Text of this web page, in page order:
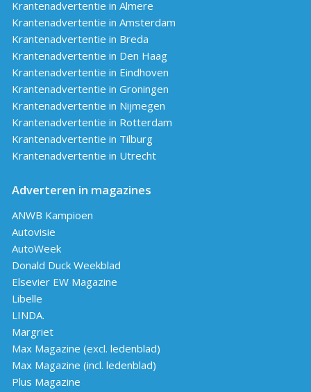
Krantenadvertentie in Almere
Krantenadvertentie in Amsterdam
Krantenadvertentie in Breda
Krantenadvertentie in Den Haag
Krantenadvertentie in Eindhoven
Krantenadvertentie in Groningen
Krantenadvertentie in Nijmegen
Krantenadvertentie in Rotterdam
Krantenadvertentie in Tilburg
Krantenadvertentie in Utrecht
Adverteren in magazines
ANWB Kampioen
Autovisie
AutoWeek
Donald Duck Weekblad
Elsevier EW Magazine
Libelle
LINDA.
Margriet
Max Magazine (excl. ledenblad)
Max Magazine (incl. ledenblad)
Plus Magazine